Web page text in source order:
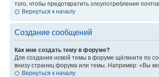
того, чтобы предотвратить злоупотребления
Вернуться к началу
Создание сообщений
Как мне создать тему в форуме?
Для создания новой темы в форуме щёлкните по
внизу страниц форума или темы. Например: «Вы
Вернуться к началу